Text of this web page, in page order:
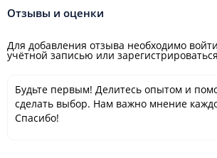
Отзывы и оценки
Для добавления отзыва необходимо
учётной записью или
Будьте первым! Делитесь опытом и
сделать выбор. Нам важно мнение
Спасибо!